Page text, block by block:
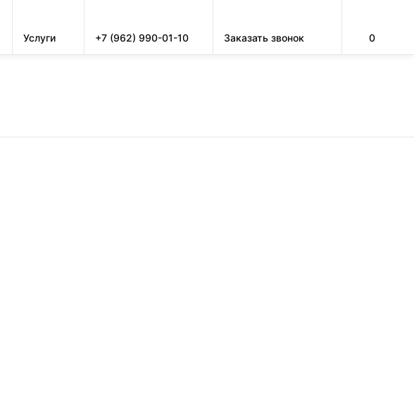
Услуги +7 (962) 990-01-10 Заказать звонок 0